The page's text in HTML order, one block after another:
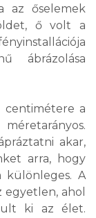
az őselemek
ő volt a
ábrázolása
a
akar,
arra, hogy
különleges. A
egyetlen, ahol
ki az élet.